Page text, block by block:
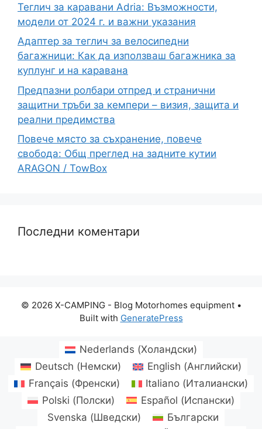
Теглич за каравани Adria: Възможности,
модели от 2024 г. и важни указания
Адаптер за теглич за велосипедни
багажници: Как да използваш багажника за
куплунг и на каравана
Предпазни ролбари отпред и странични
защитни тръби за кемпери – визия, защита и
реални предимства
Повече място за съхранение, повече
свобода: Общ преглед на задните кутии
ARAGON / TowBox
Последни коментари
© 2026 X-CAMPING - Blog Motorhomes equipment•
Built with GeneratePress
Nederlands (Холандски)
Deutsch (Немски) English (Английски)
Français (Френски) Italiano (Италиански)
Polski (Полски) Español (Испански)
Svenska (Шведски)
Български